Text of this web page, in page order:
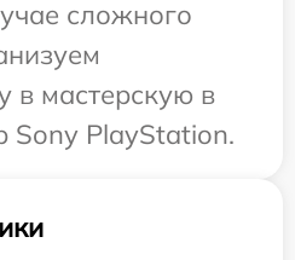
сложного
в мастерскую в
Sony PlayStation.